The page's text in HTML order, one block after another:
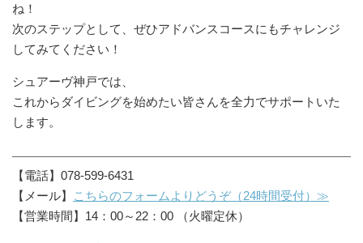
ね！
次のステップとして、ぜひアドバンスコースにもチャレンジ
してみてください！
シュアーヴ神戸では、
これからダイビングを始めたい皆さんを全力でサポートいた
します。
【電話】078-599-6431
【メール】
こちらのフォームよりどうぞ（24時間受付）≫
【営業時間】14：00～22：00 （火曜定休）